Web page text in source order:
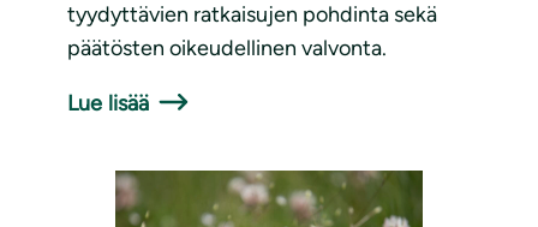
tyydyttävien ratkaisujen pohdinta sekä
päätösten oikeudellinen valvonta.
Lue lisää